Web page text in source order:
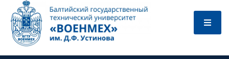
Школьникам
Абитуриентам